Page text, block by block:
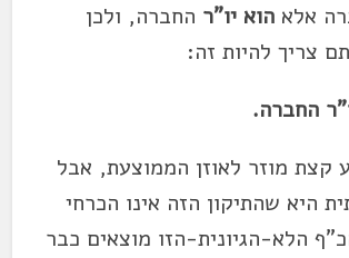
אלאהוא יו"ר החברה, ולכן
צריך להיות זה:
החברה.
מוזר לאוזן הממוצעת, אבל
היא שהתיקון הזה אינו הכרחי
הלא-הגיונית-הזו מוצאים כבר